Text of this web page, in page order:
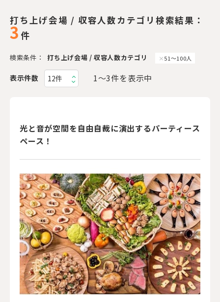
打ち上げ会場 / 収容人数カテゴリ検索結果：
3 件
検索条件： 打ち上げ会場 / 収容人数カテゴリ 51〜100人
表示件数 1〜3件を表示中
光と音が空間を自由自裁に演出するパーティース
ペース！